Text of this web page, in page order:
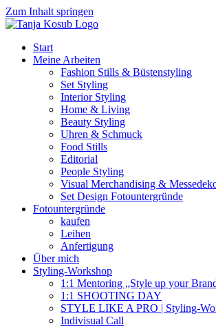
Zum Inhalt springen
Start
Meine Arbeiten
Fashion Stills & Büstenstyling
Set Styling
Interior Styling
Home & Living
Beauty Styling
Uhren & Schmuck
Food Stills
Editorial
People Styling
Visual Merchandising &
Set Design Fotountergründe
Fotountergründe
kaufen
Leihen
Anfertigung
Über mich
Styling-Workshop
1:1 Mentoring „Style up your
1:1 SHOOTING DAY
STYLE LIKE A PRO | Styling-
Indivisual Call